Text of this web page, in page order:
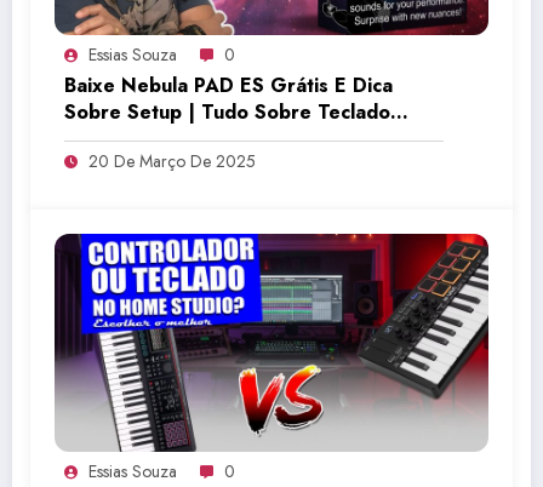
Essias Souza 0
Baixe Nebula PAD ES Grátis E Dica
Sobre Setup | Tudo Sobre Teclado
Musical
20 De Março De 2025
Essias Souza 0